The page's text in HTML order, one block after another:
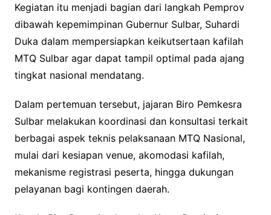
Kegiatan itu menjadi bagian dari langkah Pemprov
dibawah kepemimpinan Gubernur Sulbar, Suhardi
Duka dalam mempersiapkan keikutsertaan kafilah
MTQ Sulbar agar dapat tampil optimal pada ajang
tingkat nasional mendatang.
Dalam pertemuan tersebut, jajaran Biro Pemkesra
Sulbar melakukan koordinasi dan konsultasi terkait
berbagai aspek teknis pelaksanaan MTQ Nasional,
mulai dari kesiapan venue, akomodasi kafilah,
mekanisme registrasi peserta, hingga dukungan
pelayanan bagi kontingen daerah.